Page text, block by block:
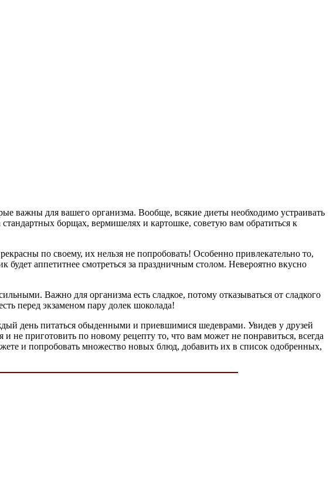
важны для вашего организма. Вообще, всякие диеты необходимо устраивать
борщах, вермишелях и картошке, советую вам обратиться к
по своему, их нельзя не попробовать! Особенно привлекательно то,
аппетитнее смотреться за праздничным столом. Невероятно вкусно
Важно для организма есть сладкое, потому отказываться от сладкого
перед экзаменом пару долек шоколада!
день питаться обыденными и приевшимися шедеврами. Увидев у друзей
не приготовить по новому рецепту то, что вам может не понравиться, всегда
и попробовать множество новых блюд, добавить их в список одобренных,